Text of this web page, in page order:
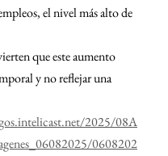
el nivel más alto de
que este aumento
y no reflejar una
2025/08A
0608202